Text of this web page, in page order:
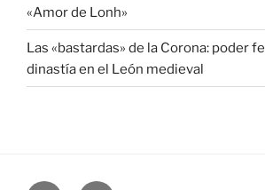
«Amor de Lonh»
Las «bastardas» de la Corona: poder
dinastía en el León medieval